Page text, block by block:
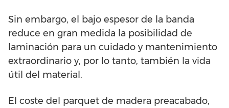
Sin embargo, el bajo espesor de la banda
reduce en gran medida la posibilidad de
laminación para un cuidado y mantenimiento
extraordinario y, por lo tanto, también la vida
útil del material.
El coste del parquet de madera preacabado,